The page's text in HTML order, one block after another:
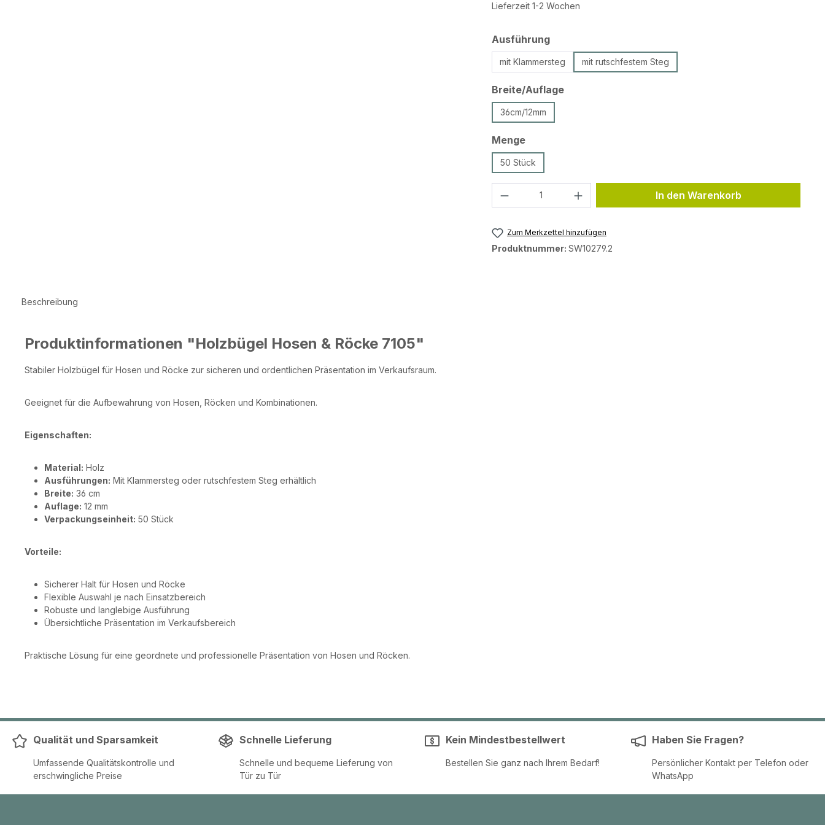
Lieferzeit 1-2 Wochen
Ausführungauswählen
mit Klammersteg mit rutschfestem Steg
Breite/Auflageauswählen
36cm/12mm
Mengeauswählen
50 Stück
Produkt Anzahl: Gib den gewünschten Wert
In den Warenkorb
Zum Merkzettel hinzufügen
Produktnummer: SW10279.2
Beschreibung
Produktinformationen "Holzbügel Hosen & Röcke 7105"
Stabiler Holzbügel für Hosen und Röcke zur sicheren und ordentlichen Präsentation im Verkaufsraum.
Geeignet für die Aufbewahrung von Hosen, Röcken und Kombinationen.
Eigenschaften:
Material: Holz
Ausführungen: Mit Klammersteg oder rutschfestem Steg erhältlich
Breite: 36 cm
Auflage: 12 mm
Verpackungseinheit: 50 Stück
Vorteile:
Sicherer Halt für Hosen und Röcke
Flexible Auswahl je nach Einsatzbereich
Robuste und langlebige Ausführung
Übersichtliche Präsentation im Verkaufsbereich
Praktische Lösung für eine geordnete und professionelle Präsentation von Hosen und Röcken.
Qualität und Sparsamkeit
Umfassende Qualitätskontrolle und
erschwingliche Preise
Schnelle Lieferung
Schnelle und bequeme Lieferung von
Tür zu Tür
Kein Mindestbestellwert
Bestellen Sie ganz nach Ihrem Bedarf!
Haben Sie Fragen?
Persönlicher Kontakt per Telefon oder
WhatsApp